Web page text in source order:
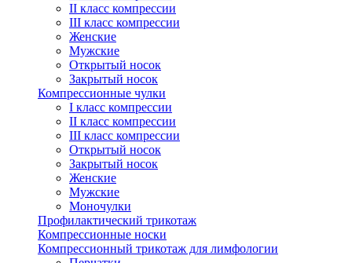
II класс компрессии
III класс компрессии
Женские
Мужские
Открытый носок
Закрытый носок
Компрессионные чулки
I класс компрессии
II класс компрессии
III класс компрессии
Открытый носок
Закрытый носок
Женские
Мужские
Моночулки
Профилактический трикотаж
Компрессионные носки
Компрессионный трикотаж для лимфологии